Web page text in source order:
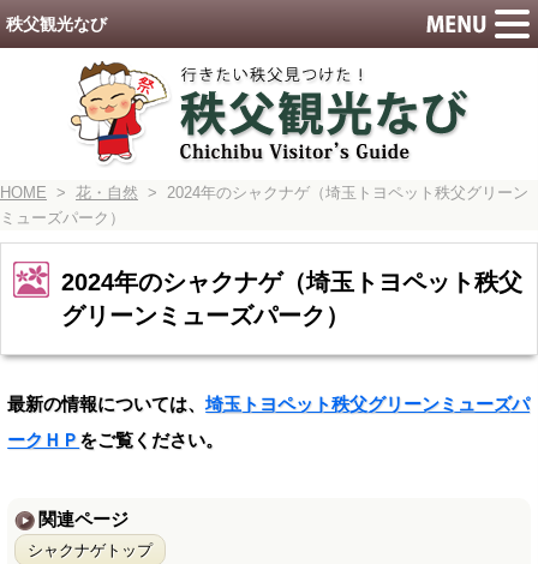
HOME > 花・自然 > 2024年のシャクナゲ（埼玉トヨペット秩父グリーン
ミューズパーク）
2024年のシャクナゲ（埼玉トヨペット秩父
グリーンミューズパーク）
最新の情報については、埼玉トヨペット秩父グリーンミューズパ
ークＨＰ をご覧ください。
関連ページ
シャクナゲトップ
秩父観光なび